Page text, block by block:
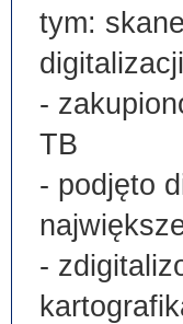
tym:
-
TB
- podjęto
-